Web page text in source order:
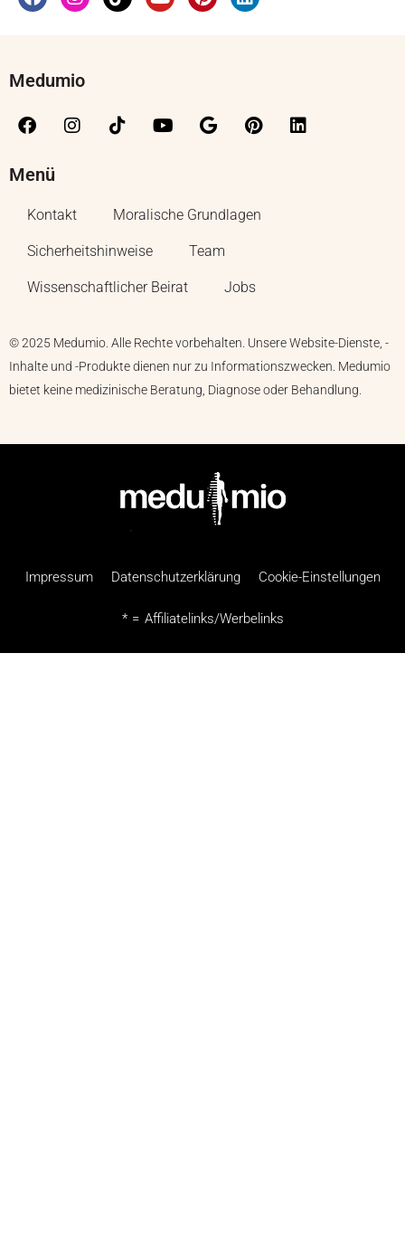
Medumio
Menü
Kontakt Moralische Grundlagen
Sicherheitshinweise Team
Wissenschaftlicher Beirat Jobs
© 2025 Medumio. Alle Rechte vorbehalten. Unsere Website-Dienste, -
Inhalte und -Produkte dienen nur zu Informationszwecken. Medumio
bietet keine medizinische Beratung, Diagnose oder Behandlung.
Impressum Datenschutzerklärung Cookie-Einstellungen
* = Affiliatelinks/Werbelinks